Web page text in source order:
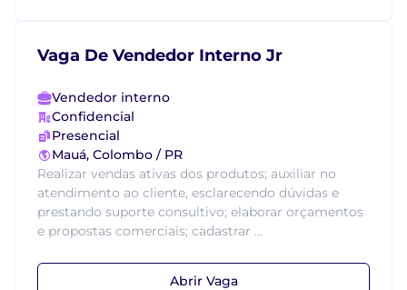
Vaga De Vendedor Interno Jr
Vendedor interno
Confidencial
Presencial
Mauá, Colombo / PR
Realizar vendas ativas dos produtos; auxiliar no
atendimento ao cliente, esclarecendo dúvidas e
prestando suporte consultivo; elaborar orçamentos
e propostas comerciais; cadastrar ...
Abrir Vaga